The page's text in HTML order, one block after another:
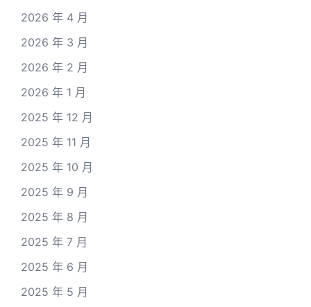
2026 年 4 月
2026 年 3 月
2026 年 2 月
2026 年 1 月
2025 年 12 月
2025 年 11 月
2025 年 10 月
2025 年 9 月
2025 年 8 月
2025 年 7 月
2025 年 6 月
2025 年 5 月